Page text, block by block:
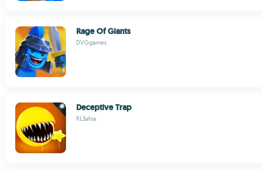
Rage Of Giants
DVGgames
Deceptive Trap
RL3afsa